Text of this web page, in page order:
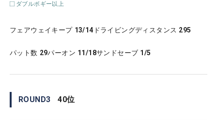
ダブルボギー以上
フェアウェイキープ 13/14 ドライビングディスタンス 295
パット数 29パーオン 11/18サンドセーブ 1/5
ROUND3 40位